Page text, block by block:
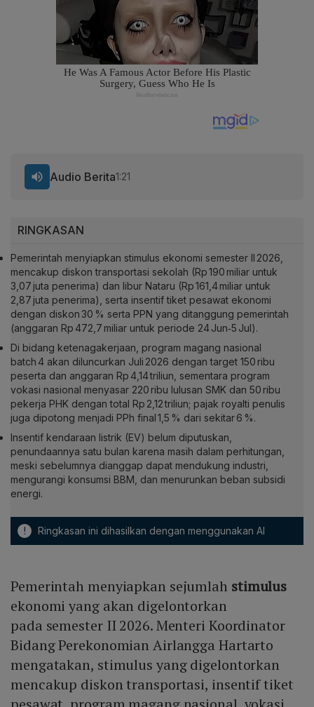
RINGKASAN
Pemerintah menyiapkan stimulus ekonomi semester II 2026,
mencakup diskon transportasi sekolah (Rp 190 miliar untuk
3,07 juta penerima) dan libur Nataru (Rp 161,4 miliar untuk
2,87 juta penerima), serta insentif tiket pesawat ekonomi
dengan diskon 30 % serta PPN yang ditanggung pemerintah
(anggaran Rp 472,7 miliar untuk periode 24 Jun‑5 Jul).
Di bidang ketenagakerjaan, program magang nasional
batch 4 akan diluncurkan Juli 2026 dengan target 150 ribu
peserta dan anggaran Rp 4,14 triliun, sementara program
vokasi nasional menyasar 220 ribu lulusan SMK dan 50 ribu
pekerja PHK dengan total Rp 2,12 triliun; pajak royalti penulis
juga dipotong menjadi PPh final 1,5 % dari sekitar 6 %.
Insentif kendaraan listrik (EV) belum diputuskan,
penundaannya satu bulan karena masih dalam perhitungan,
meski sebelumnya dianggap dapat mendukung industri,
mengurangi konsumsi BBM, dan menurunkan beban subsidi
energi.
! Ringkasan ini dihasilkan dengan menggunakan AI
Audio Berita1:21
Pemerintah menyiapkan sejumlah stimulus
ekonomi yang akan digelontorkan
pada semester II 2026. Menteri Koordinator
Bidang Perekonomian Airlangga Hartarto
mengatakan, stimulus yang digelontorkan
mencakup diskon transportasi, insentif tiket